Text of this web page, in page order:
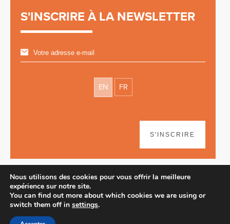
S'INSCRIRE À LA NEWSLETTER
EN FR
S'INSCRIRE
Nous utilisons des cookies pour vous offrir la meilleure
expérience sur notre site.
You can find out more about which cookies we are using or
switch them off in settings.